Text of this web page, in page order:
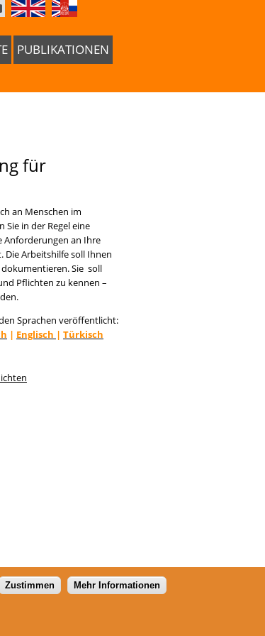
PUBLIKATIONEN
für
an Menschen im
Sie in der Regel eine
Anforderungen an Ihre
Arbeitshilfe soll Ihnen
Sie soll
Pflichten zu kennen –
Sprachen veröffentlicht:
| Englisch | Türkisch
Zustimmen Mehr Informationen